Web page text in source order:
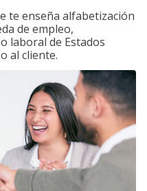
te enseña alfabetización
de empleo,
laboral de Estados
al cliente.